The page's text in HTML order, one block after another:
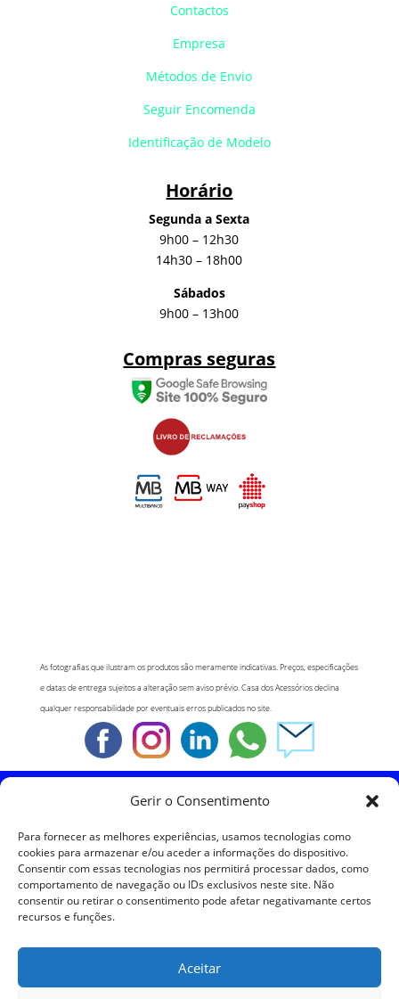
Gerir o Consentimento
Para fornecer as melhores experiências, usamos tecnologias como
cookies para armazenar e/ou aceder a informações do dispositivo.
Consentir com essas tecnologias nos permitirá processar dados, como
comportamento de navegação ou IDs exclusivos neste site. Não
consentir ou retirar o consentimento pode afetar negativamante certos
recursos e funções.
Aceitar
Contactos
Empresa
Métodos de Envio
Seguir Encomenda
Identificação de Modelo
Horário
Segunda a Sexta
9h00 – 12h30
14h30 – 18h00
Sábados
9h00 – 13h00
Compras seguras
As fotografias que ilustram os produtos são meramente indicativas. Preços, especificações
e datas de entrega sujeitos a alteração sem aviso prévio. Casa dos Acessórios declina
qualquer responsabilidade por eventuais erros publicados no site.
Política de Cookies
Política de Privacidade
Política de Devoluções
Termos e Condições
Resolução de Litígios